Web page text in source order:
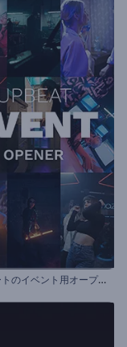
ア
ップビートのイベント用オープニング動画